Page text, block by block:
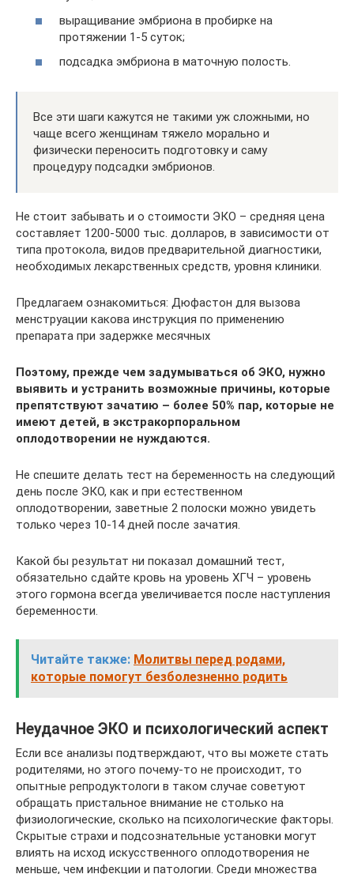
выращивание эмбриона в пробирке на
протяжении 1-5 суток;
подсадка эмбриона в маточную полость.
Все эти шаги кажутся не такими уж сложными, но
чаще всего женщинам тяжело морально и
физически переносить подготовку и саму
процедуру подсадки эмбрионов.
Не стоит забывать и о стоимости ЭКО – средняя цена
составляет 1200-5000 тыс. долларов, в зависимости от
типа протокола, видов предварительной диагностики,
необходимых лекарственных средств, уровня клиники.
Предлагаем ознакомиться: Дюфастон для вызова
менструации какова инструкция по применению
препарата при задержке месячных
Поэтому, прежде чем задумываться об ЭКО, нужно
выявить и устранить возможные причины, которые
препятствуют зачатию – более 50% пар, которые не
имеют детей, в экстракорпоральном
оплодотворении не нуждаются.
Не спешите делать тест на беременность на следующий
день после ЭКО, как и при естественном
оплодотворении, заветные 2 полоски можно увидеть
только через 10-14 дней после зачатия.
Какой бы результат ни показал домашний тест,
обязательно сдайте кровь на уровень ХГЧ – уровень
этого гормона всегда увеличивается после наступления
беременности.
Читайте также: Молитвы перед родами,
которые помогут безболезненно родить
Неудачное ЭКО и психологический аспект
Если все анализы подтверждают, что вы можете стать
родителями, но этого почему-то не происходит, то
опытные репродуктологи в таком случае советуют
обращать пристальное внимание не столько на
физиологические, сколько на психологические факторы.
Скрытые страхи и подсознательные установки могут
влиять на исход искусственного оплодотворения не
меньше, чем инфекции и патологии. Среди множества